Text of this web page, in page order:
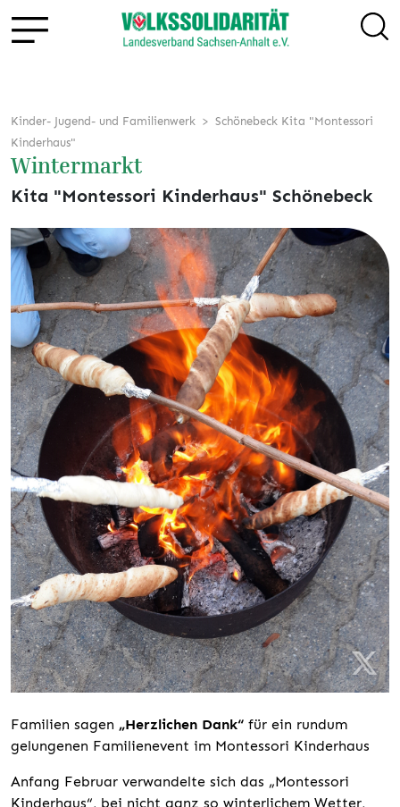
Kinder- Jugend- und Familienwerk
Schönebeck Kita "Montessori
Kinderhaus"
Wintermarkt
Kita "Montessori Kinderhaus" Schönebeck
Familien sagen „Herzlichen Dank“ für ein rundum
gelungenen Familienevent im Montessori Kinderhaus
Anfang Februar verwandelte sich das „Montessori
Kinderhaus“, bei nicht ganz so winterlichem Wetter,